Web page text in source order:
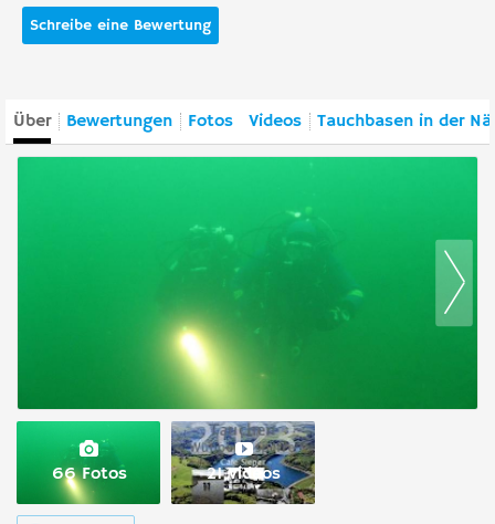
Schreibe eine Bewertung
Über Bewertungen Fotos Videos Tauchbasen in der
66 Fotos 21 Videos